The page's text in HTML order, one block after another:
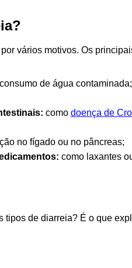
vários motivos. Os
de água contaminada;
como doença de
no fígado ou no pâncreas;
como laxantes
tipos de diarreia? É o que